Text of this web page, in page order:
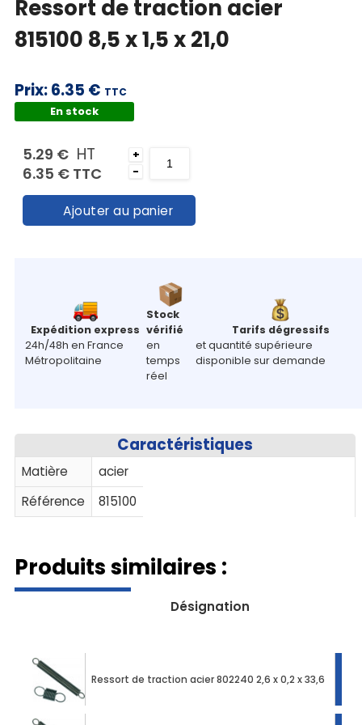
Mon
panier
Ressort de traction acier
815100 8,5 x 1,5 x 21,0
Prix:6.35 € TTC
En stock
5.29 € HT
6.35 € TTC
+
-
Ajouter au panier
Expédition express
24h/48h en France
Métropolitaine
Stock
vérifié
en
temps
réel
Tarifs dégressifs
et quantité supérieure
disponible sur demande
Caractéristiques
Matière
acier
Référence
815100
Produits similaires :
Désignation
Ressort de traction acier 802240 2,6 x 0,2 x 33,6